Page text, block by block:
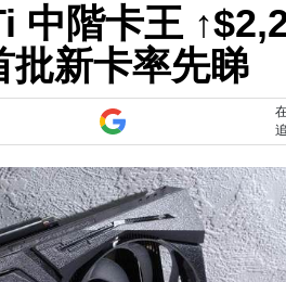
中階卡王
批新卡率先睇